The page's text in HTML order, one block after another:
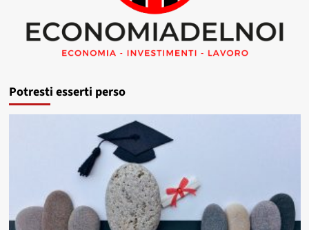
Potresti esserti perso